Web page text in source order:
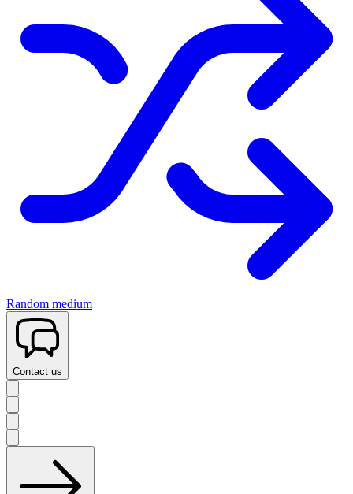
Random medium
Contact us